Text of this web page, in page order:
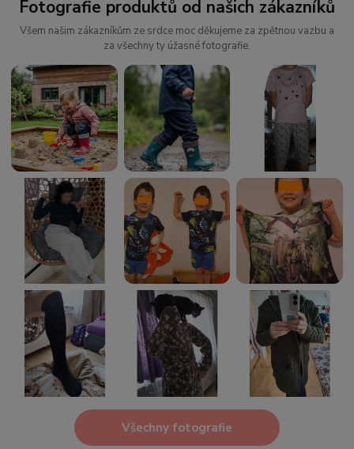
Fotografie produktů od našich zákazníků
Všem našim zákazníkům ze srdce moc děkujeme za zpětnou vazbu a
za všechny ty úžasné fotografie.
Všechny fotografie